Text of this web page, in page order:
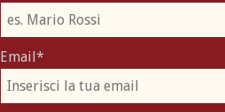
Email*